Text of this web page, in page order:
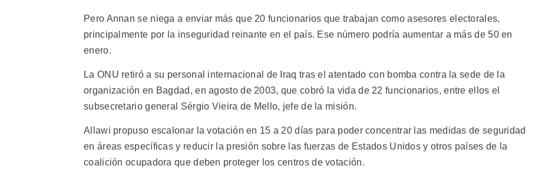
Pero Annan se niega a enviar más que 20 funcionarios que trabajan como asesores electorales,
principalmente por la inseguridad reinante en el país. Ese número podría aumentar a más de 50 en
enero.
La ONU retiró a su personal internacional de Iraq tras el atentado con bomba contra la sede de la
organización en Bagdad, en agosto de 2003, que cobró la vida de 22 funcionarios, entre ellos el
subsecretario general Sérgio Vieira de Mello, jefe de la misión.
Allawi propuso escalonar la votación en 15 a 20 días para poder concentrar las medidas de seguridad
en áreas específicas y reducir la presión sobre las fuerzas de Estados Unidos y otros países de la
coalición ocupadora que deben proteger los centros de votación.